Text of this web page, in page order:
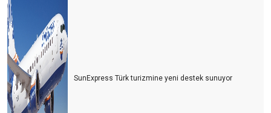
SunExpress Türk turizmine yeni destek sunuyor